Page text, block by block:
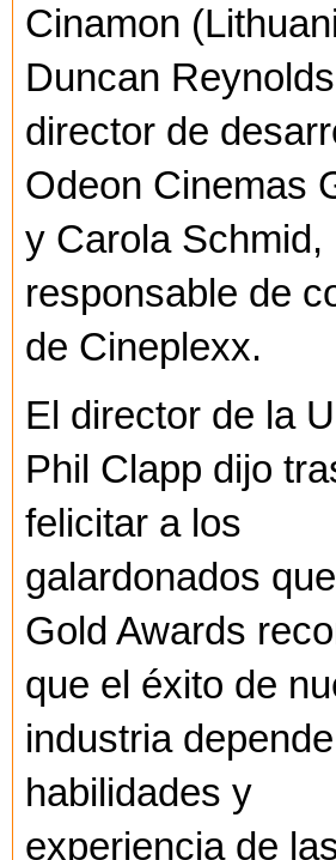
Cinamon
Duncan
director de
Odeon Cinemas
y Carola Schmid,
responsable de
de Cineplexx.
El director de la
Phil Clapp dijo
felicitar a los
galardonados
Gold Awards
que el éxito de
industria
habilidades y
experiencia de